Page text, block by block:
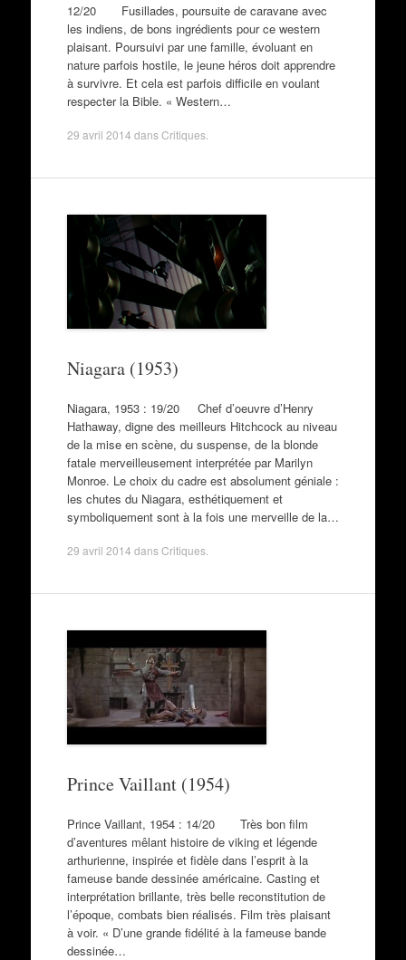
12/20 Fusillades, poursuite de caravane avec
les indiens, de bons ingrédients pour ce western
plaisant. Poursuivi par une famille, évoluant en
nature parfois hostile, le jeune héros doit apprendre
à survivre. Et cela est parfois difficile en voulant
respecter la Bible. « Western…
29 avril 2014 dansCritiques.
Niagara (1953)
Niagara, 1953 : 19/20 Chef d’oeuvre d’Henry
Hathaway, digne des meilleurs Hitchcock au niveau
de la mise en scène, du suspense, de la blonde
fatale merveilleusement interprétée par Marilyn
Monroe. Le choix du cadre est absolument géniale :
les chutes du Niagara, esthétiquement et
symboliquement sont à la fois une merveille de la…
29 avril 2014 dansCritiques.
Prince Vaillant (1954)
Prince Vaillant, 1954 : 14/20 Très bon film
d’aventures mêlant histoire de viking et légende
arthurienne, inspirée et fidèle dans l’esprit à la
fameuse bande dessinée américaine. Casting et
interprétation brillante, très belle reconstitution de
l’époque, combats bien réalisés. Film très plaisant
à voir. « D’une grande fidélité à la fameuse bande
dessinée…